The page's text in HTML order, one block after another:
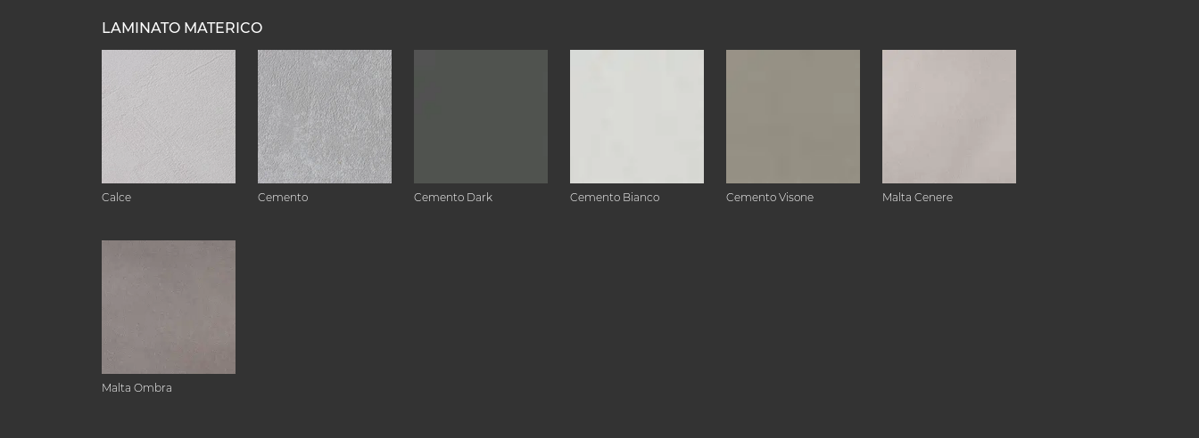
LAMINATO MATERICO
Calce Cemento Cemento Dark Cemento Bianco Cemento Visone Malta Cenere
Malta Ombra